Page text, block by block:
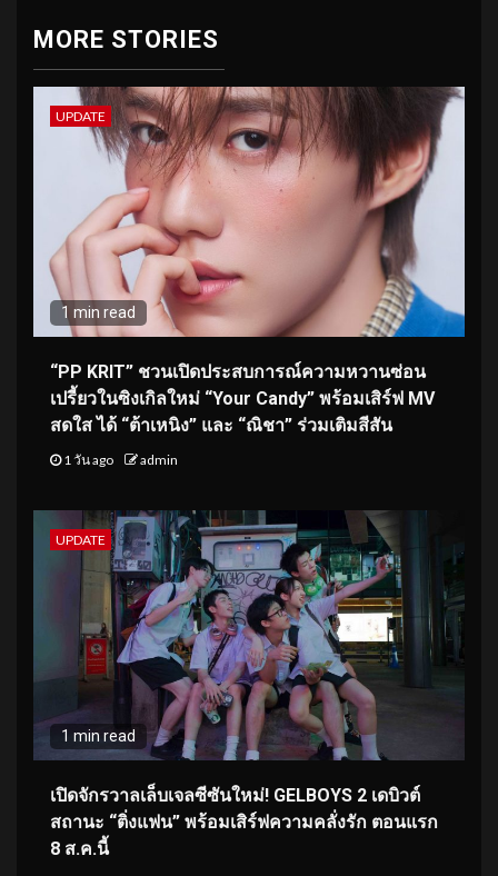
MORE STORIES
UPDATE
1 min read
“PP KRIT” ชวนเปิดประสบการณ์ความหวานซ่อน
เปรี้ยวในซิงเกิลใหม่ “Your Candy” พร้อมเสิร์ฟ MV
สดใส ได้ “ต้าเหนิง” และ “ณิชา” ร่วมเติมสีสัน
1 วัน ago admin
UPDATE
1 min read
เปิดจักรวาลเล็บเจลซีซันใหม่! GELBOYS 2 เดบิวต์
สถานะ “ติ่งแฟน” พร้อมเสิร์ฟความคลั่งรัก ตอนแรก
8 ส.ค.นี้